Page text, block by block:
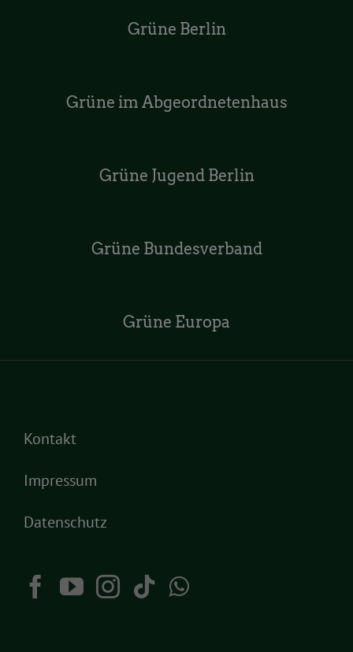
Grüne Berlin
Grüne im Abgeordnetenhaus
Grüne Jugend Berlin
Grüne Bundesverband
Grüne Europa
Kontakt
Impressum
Datenschutz